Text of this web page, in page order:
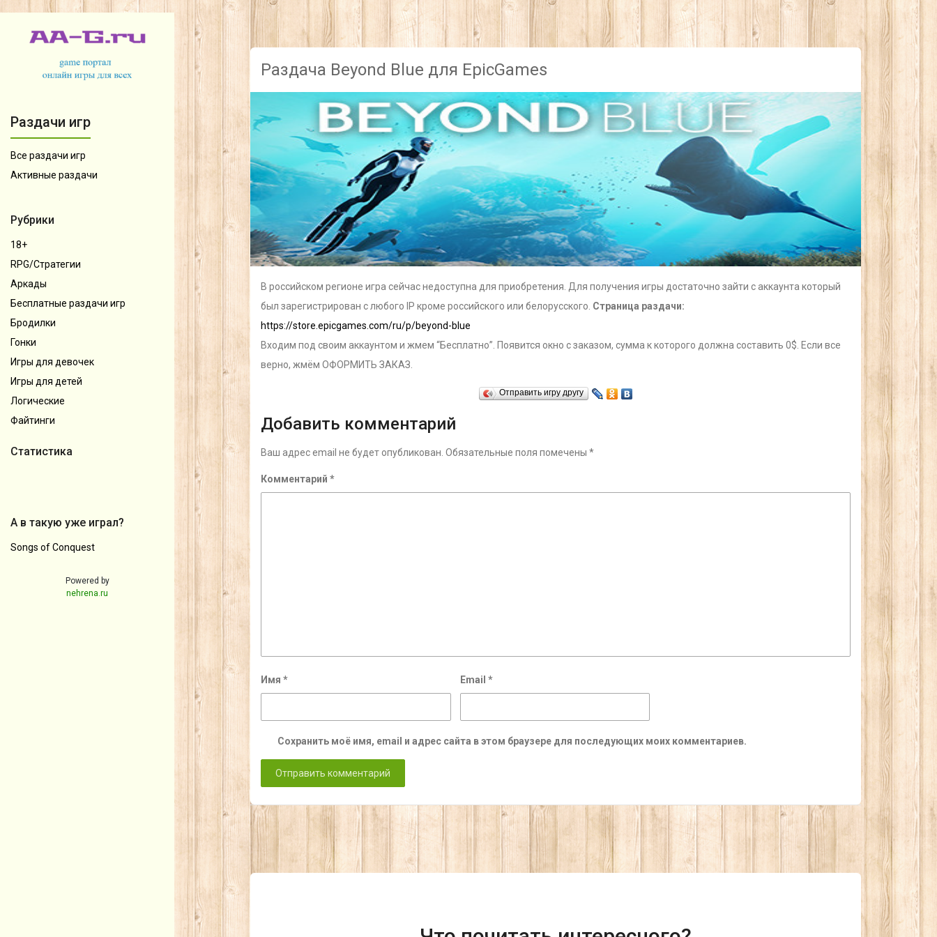
Раздачи игр
Все раздачи игр
Активные раздачи
Рубрики
18+
RPG/Стратегии
Аркады
Бесплатные раздачи игр
Бродилки
Гонки
Игры для девочек
Игры для детей
Логические
Файтинги
Статистика
А в такую уже играл?
Songs of Conquest
Powered by
nehrena.ru
Раздача Beyond Blue для EpicGames
В российском регионе игра сейчас недоступна для приобретения. Для получения игры достаточно зайти с аккаунта который
был зарегистрирован с любого IP кроме российского или белорусского. Страница раздачи:
https://store.epicgames.com/ru/p/beyond-blue
Входим под своим аккаунтом и жмем “Бесплатно”. Появится окно с заказом, сумма к которого должна составить 0$. Если все
верно, жмём ОФОРМИТЬ ЗАКАЗ.
Отправить игру другу
Добавить комментарий
Ваш адрес email не будет опубликован. Обязательные поля помечены*
Комментарий*
Имя* Email *
Сохранить моё имя, email и адрес сайта в этом браузере для последующих моих комментариев.